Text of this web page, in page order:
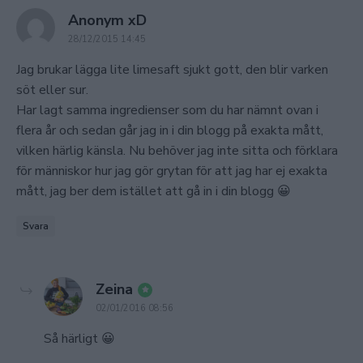
Anonym xD
28/12/2015 14:45
Jag brukar lägga lite limesaft sjukt gott, den blir varken
söt eller sur.
Har lagt samma ingredienser som du har nämnt ovan i
flera år och sedan går jag in i din blogg på exakta mått,
vilken härlig känsla. Nu behöver jag inte sitta och förklara
för människor hur jag gör grytan för att jag har ej exakta
mått, jag ber dem istället att gå in i din blogg 😀
Svara
Zeina says:
02/01/2016 08:56
Så härligt 😀